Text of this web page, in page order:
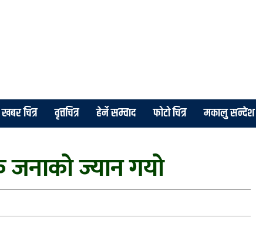
खबर चित्र वृत्तचित्र हेर्ने सम्वाद फोटो चित्र मकालु सन्देश
जनाको ज्यान गयो